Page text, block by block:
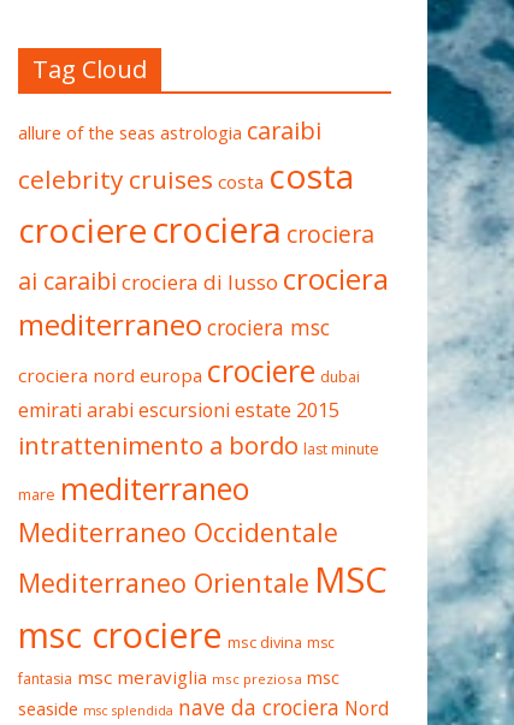
Tag Cloud
allure of the seas astrologia caraibi
celebrity cruises costa costa
crocierecrociera crociera
ai caraibi crociera di lusso crociera
mediterraneo crociera msc
crociera nord europa crociere dubai
emirati arabi escursioni estate 2015
intrattenimento a bordo last minute
mare mediterraneo
Mediterraneo Occidentale
Mediterraneo Orientale MSC
msc crociere msc divina msc
fantasia msc meraviglia msc preziosa msc
seaside msc splendida nave da crociera Nord